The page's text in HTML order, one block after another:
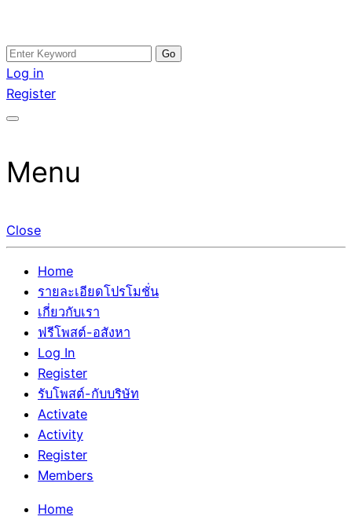
Skip
to
content
อสังหาโพสต์ รีวิวเยอะ รับจ้างโพสต์ขายบ้าน รับจ้างโพสต์อสัง
หา แตกต่างอย่างตั้งใจ รับรองผล อันดับ1 การโพสต์ขายอสังหา
กับทีมงานบริษัท บ้าน ที่ดิน คอนโด ติดGoogleหน้าแรกได้จริงๆ
รับจ้างโพสอสังหา ขายบ้าน อสังหาโพสต์ เชื่อถือได้จริง รับ
โพสต์ ที่ดิน กับทีมงานบริษัท ถูกและดีที่สุด ไม่มีค่านายหน้า
ขายได้จริงๆ ช่วยสร้างโอกาสในการขายได้มากกว่า ที่เดียว ที่
Search
for:
Log in
Register
Menu
Close
Home
รายละเอียดโปรโมชั่น
เกี่ยวกับเรา
ฟรีโพสต์-อสังหา
Log In
Register
รับโพสต์-กับบริษัท
Activate
Activity
Register
Members
Home